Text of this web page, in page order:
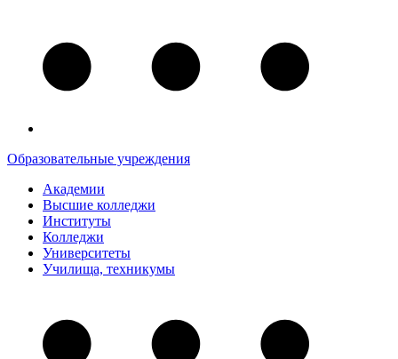
Образовательные учреждения
Академии
Высшие колледжи
Институты
Колледжи
Университеты
Училища, техникумы